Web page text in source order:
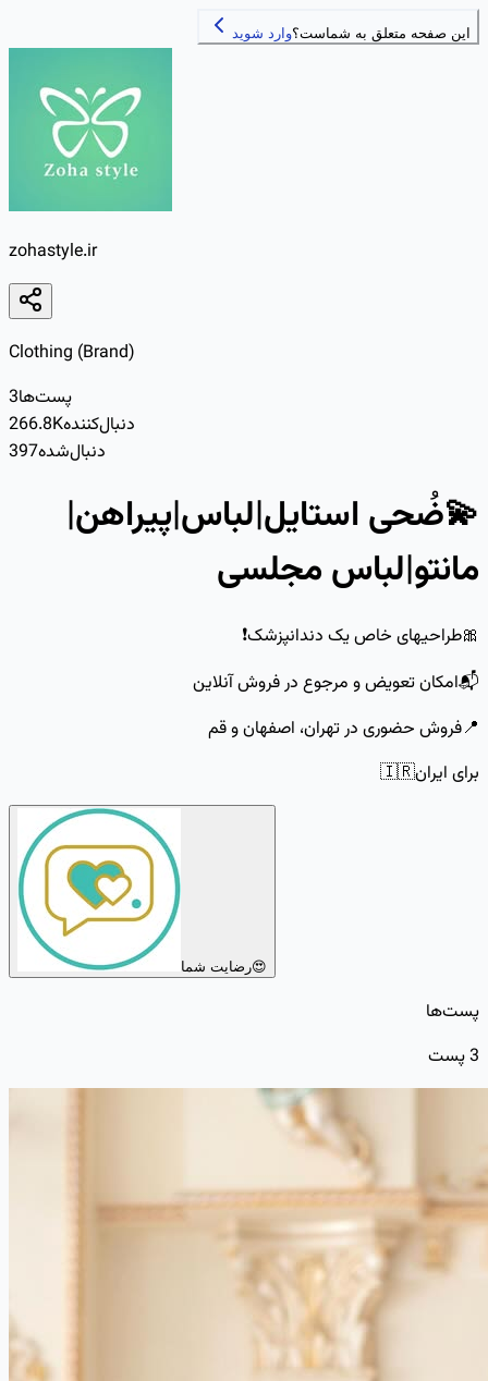
این صفحه متعلق به شماست؟وارد شوید
zohastyle.ir
Clothing (Brand)
3پست‌ها
266.8Kدنبال‌کننده
397دنبال‌شده
💫ضُحی استایل|لباس|پیراهن|
مانتو|لباس مجلسی
🎀طراحیهای خاص یک دندانپزشک❗️
📬امکان تعویض و مرجوع در فروش آنلاین
📍فروش حضوری در تهران، اصفهان و قم
برای ایران🇮🇷
رضایت شما😍
پست‌ها
3پست